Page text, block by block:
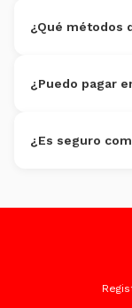
¿Qué métodos
Mercado Pago y
¿Puedo pagar
¿Es seguro